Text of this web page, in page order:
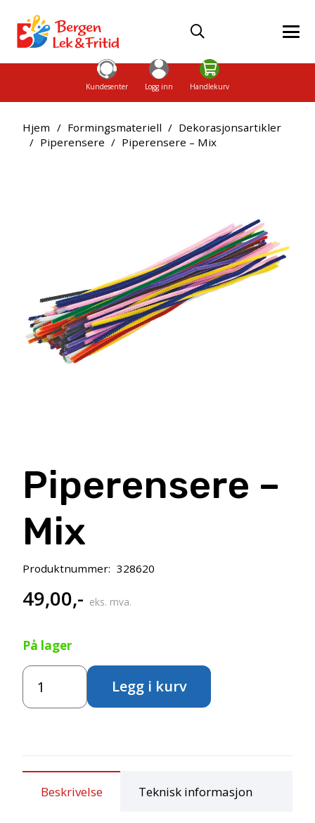
Kundesenter Logg inn Handlekurv
Hjem / Formingsmateriell / Dekorasjonsartikler
/ Piperensere / Piperensere – Mix
Piperensere –
Mix
Produktnummer: 328620
49,00,- eks. mva.
På lager
Piperensere
Mix
Legg i kurv
Beskrivelse Teknisk informasjon